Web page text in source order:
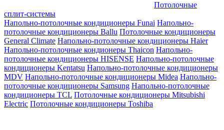
Потолочные
сплит-системы
Напольно-потолочные кондиционеры Funai Напольно-
потолочные кондиционеры Ballu Потолочные кондиционеры
General Climate Напольно-потолочные кондиционеры Haier
Напольно-потолочные кондионеры Thaicon Напольно-
потолочные кондиционеры HISENSE Напольно-потолочные
кондиционеры Kentatsu Напольно-потолочные кондиционеры
MDV Напольно-потолочные кондиционеры Midea Напольно-
потолочные кондиционеры Samsung Напольно-потолочные
кондиционеры TCL Потолочные кондиционеры Mitsubishi
Electric Потолочные кондиционеры Toshiba